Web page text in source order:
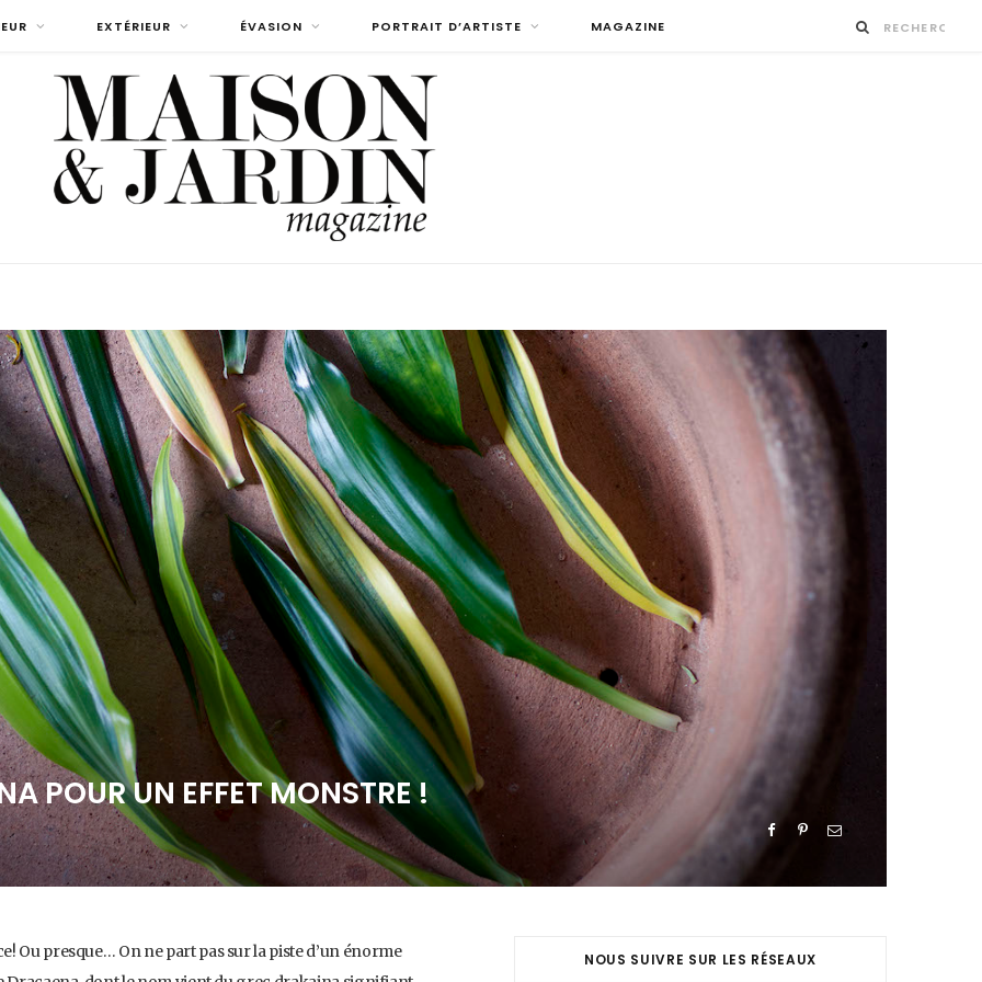
EXTÉRIEUR ÉVASION PORTRAIT D’ARTISTE MAGAZINE
POUR UN EFFET MONSTRE !
Ou presque… On ne part pas sur la piste d’un énorme
NOUS SUIVRE SUR LES RÉSEAUX